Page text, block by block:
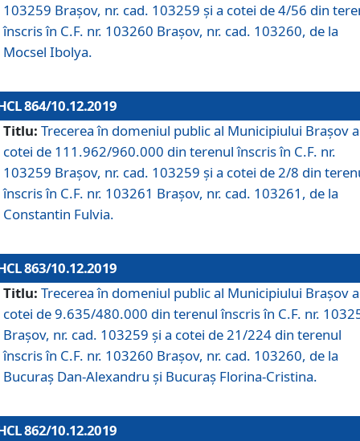
103259 Brașov, nr. cad. 103259 și a cotei de 4/56 din
înscris în C.F. nr. 103260 Brașov, nr. cad. 103260, de la
Mocsel Ibolya.
864/10.12.2019
Titlu: Trecerea în domeniul public al Municipiului Braşov a
cotei de 111.962/960.000 din terenul înscris în C.F. nr.
103259 Brașov, nr. cad. 103259 și a cotei de 2/8 din
înscris în C.F. nr. 103261 Brașov, nr. cad. 103261, de la
Constantin Fulvia.
863/10.12.2019
Titlu: Trecerea în domeniul public al Municipiului Braşov a
cotei de 9.635/480.000 din terenul înscris în C.F. nr.
Brașov, nr. cad. 103259 și a cotei de 21/224 din terenul
înscris în C.F. nr. 103260 Brașov, nr. cad. 103260, de la
Bucuraș Dan-Alexandru și Bucuraș Florina-Cristina.
862/10.12.2019